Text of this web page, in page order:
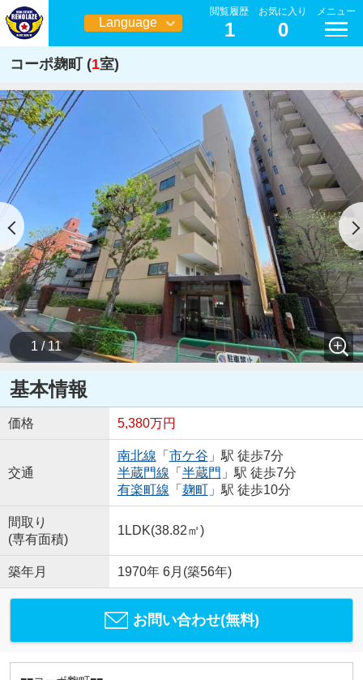
Language
日本語
閲覧履歴
1
お気に入り
0
メニュー
コーポ麹町 (1室)
1 / 11
基本情報
価格 5,380万円
交通
南北線 「 市ケ谷 」駅 徒歩7分
半蔵門線 「 半蔵門 」駅 徒歩7分
有楽町線 「 麹町」駅 徒歩10分
間取り
(専有面積)
1LDK(38.82㎡)
築年月 1970年 6月(築56年)
お問い合わせ(無料)